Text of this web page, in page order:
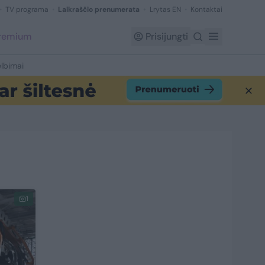
TV programa Laikraščio prenumerata Lrytas EN Kontaktai
Prisijungti
1